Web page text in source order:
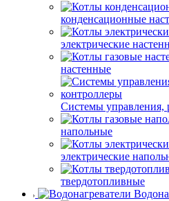
конденсационные
электрические
настенные
Системы управления,
напольные
электрические
твердотопливные